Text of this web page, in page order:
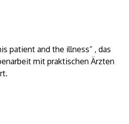
patient and the illness“ , das
mit praktischen Ärzten